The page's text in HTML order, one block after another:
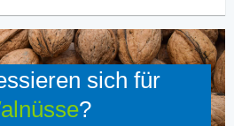
sich für
?